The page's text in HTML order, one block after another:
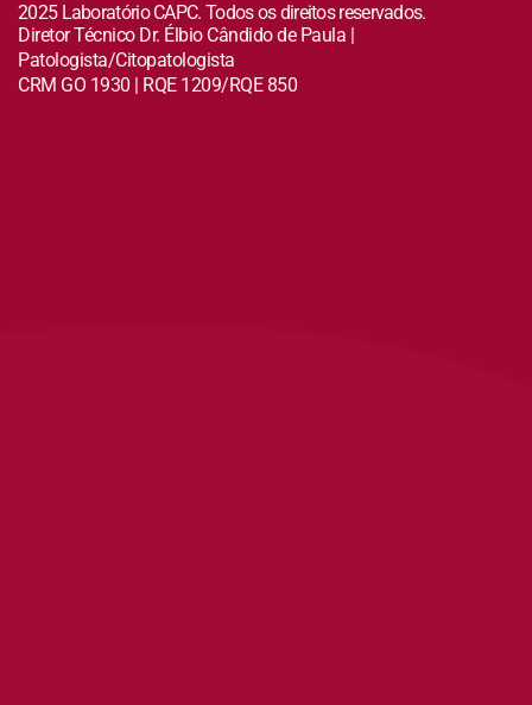
2025 Laboratório CAPC. Todos os direitos reservados.
Diretor Técnico Dr. Élbio Cândido de Paula |
Patologista/Citopatologista
CRM GO 1930 | RQE 1209/RQE 850